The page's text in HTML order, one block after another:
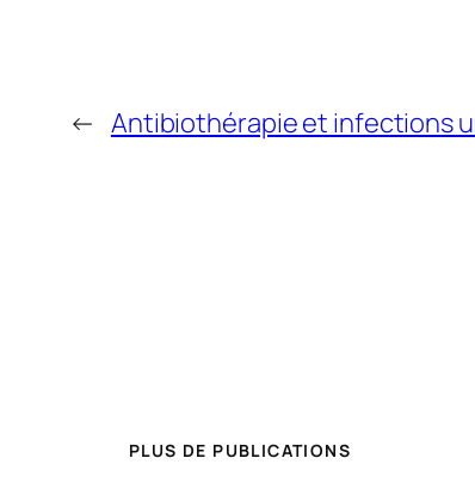
← Antibiothérapie et infections
PLUS DE PUBLICATIONS